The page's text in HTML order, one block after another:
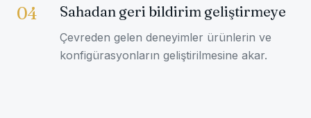
04 Sahadan geri bildirim geliştirmeye
Çevreden gelen deneyimler ürünlerin ve
konfigürasyonların geliştirilmesine akar.